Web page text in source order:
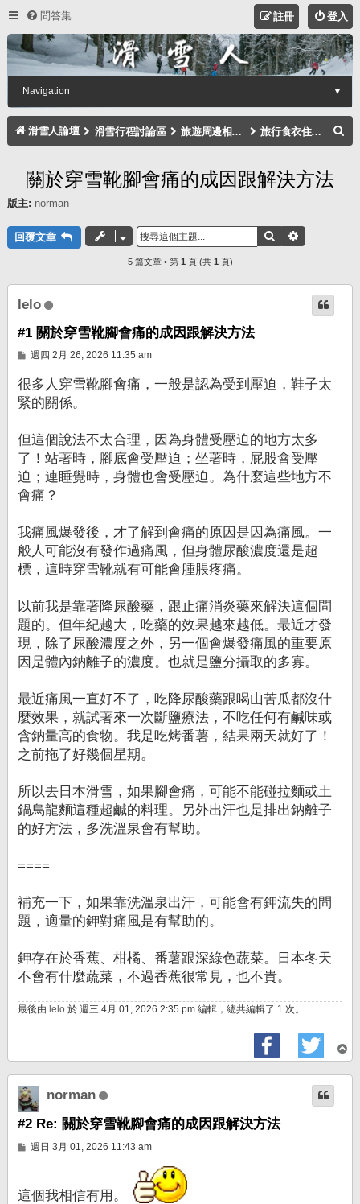
問答集 登入
註冊
Navigation ▼
滑雪人論壇 滑雪行程討論區 旅遊周邊相關注意事項討論區 旅行食衣住行討論區
關於穿雪靴腳會痛的成因跟解決方法
版主: norman
回覆文章 搜尋
5 篇文章 • 第 1 頁 (共 1 頁)
lelo
#1 關於穿雪靴腳會痛的成因跟解決方法
文
章
週四 2月 26, 2026 11:35 am
很多人穿雪靴腳會痛，一般是認為受到壓迫，鞋子太
緊的關係。
但這個說法不太合理，因為身體受壓迫的地方太多
了！站著時，腳底會受壓迫；坐著時，屁股會受壓
迫；連睡覺時，身體也會受壓迫。為什麼這些地方不
會痛？
我痛風爆發後，才了解到會痛的原因是因為痛風。一
般人可能沒有發作過痛風，但身體尿酸濃度還是超
標，這時穿雪靴就有可能會腫脹疼痛。
以前我是靠著降尿酸藥，跟止痛消炎藥來解決這個問
題的。但年紀越大，吃藥的效果越來越低。最近才發
現，除了尿酸濃度之外，另一個會爆發痛風的重要原
因是體內鈉離子的濃度。也就是鹽分攝取的多寡。
最近痛風一直好不了，吃降尿酸藥跟喝山苦瓜都沒什
麼效果，就試著來一次斷鹽療法，不吃任何有鹹味或
含鈉量高的食物。我是吃烤番薯，結果兩天就好了！
之前拖了好幾個星期。
所以去日本滑雪，如果腳會痛，可能不能碰拉麵或土
鍋烏龍麵這種超鹹的料理。另外出汗也是排出鈉離子
的好方法，多洗溫泉會有幫助。
====
補充一下，如果靠洗溫泉出汗，可能會有鉀流失的問
題，適量的鉀對痛風是有幫助的。
鉀存在於香蕉、柑橘、番薯跟深綠色蔬菜。日本冬天
不會有什麼蔬菜，不過香蕉很常見，也不貴。
最後由 lelo 於 週三 4月 01, 2026 2:35 pm 編輯，總共編輯了 1 次。
頂
端
norman
#2 Re: 關於穿雪靴腳會痛的成因跟解決方法
文
章
週日 3月 01, 2026 11:43 am
這個我相信有用。